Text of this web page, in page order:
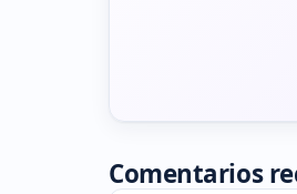
Comentarios